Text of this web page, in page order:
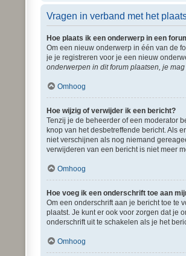
Vragen in verband met het
Hoe plaats ik een onderwerp in een
Om een nieuw onderwerp in één van de
je je registreren voor je een nieuw
onderwerpen in dit forum plaatsen, je
Omhoog
Hoe wijzig of verwijder ik een bericht?
Tenzij je de beheerder of een moderator
knop van het desbetreffende bericht. Als
niet verschijnen als nog niemand
verwijderen van een bericht is niet meer
Omhoog
Hoe voeg ik een onderschrift toe aan
Om een onderschrift aan je bericht toe te
plaatst. Je kunt er ook voor zorgen dat je
onderschrift uit te schakelen als je het
Omhoog